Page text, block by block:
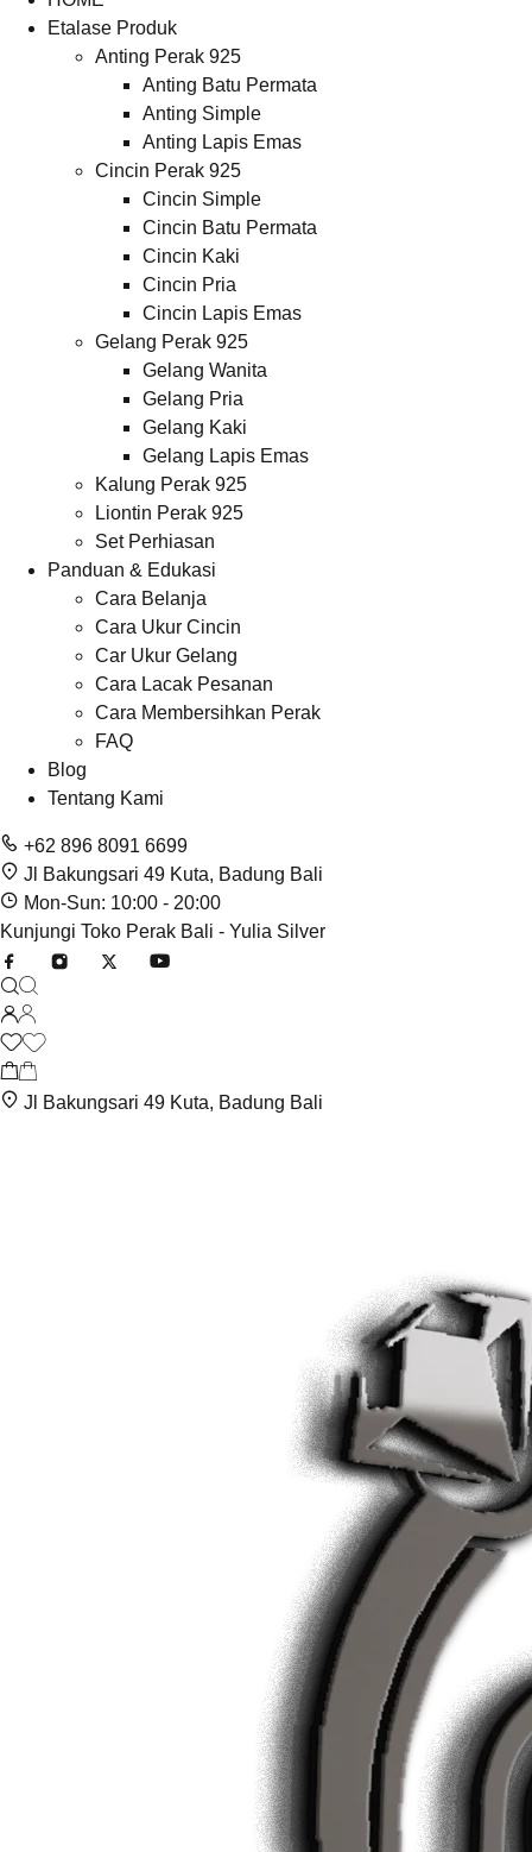
Etalase Produk
Anting Perak 925
Anting Batu Permata
Anting Simple
Anting Lapis Emas
Cincin Perak 925
Cincin Simple
Cincin Batu Permata
Cincin Kaki
Cincin Pria
Cincin Lapis Emas
Gelang Perak 925
Gelang Wanita
Gelang Pria
Gelang Kaki
Gelang Lapis Emas
Kalung Perak 925
Liontin Perak 925
Set Perhiasan
Panduan & Edukasi
Cara Belanja
Cara Ukur Cincin
Car Ukur Gelang
Cara Lacak Pesanan
Cara Membersihkan Perak
FAQ
Blog
Tentang Kami
+62 896 8091 6699
Jl Bakungsari 49 Kuta, Badung Bali
Mon-Sun: 10:00 - 20:00
Kunjungi Toko Perak Bali - Yulia Silver
Jl Bakungsari 49 Kuta, Badung Bali